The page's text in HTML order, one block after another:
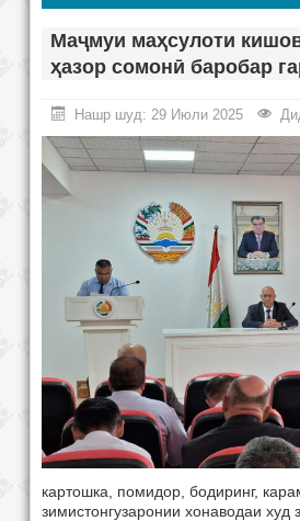
Маҷмуи маҳсулоти
ҳазор сомонӣ баробар
Нашр шуд: 29 Июли 2025
картошка, помидор, бодиринг,
зимистонгузаронии хонаводаи